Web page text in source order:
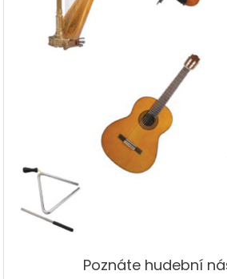
Poznáte hudební